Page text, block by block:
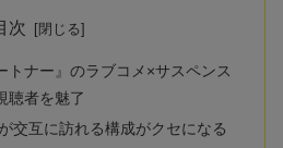
次
トナー』のラブコメ×サスペンス
聴者を魅了
交互に訪れる構成がクセになる